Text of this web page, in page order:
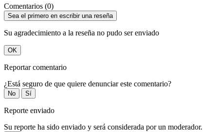
Comentarios (0)
Sea el primero en escribir una reseña
Su agradecimiento a la reseña no pudo ser enviado
OK
Reportar comentario
¿Está seguro de que quiere denunciar este comentario?
No Sí
Reporte enviado
Su reporte ha sido enviado y será considerada por un moderador.